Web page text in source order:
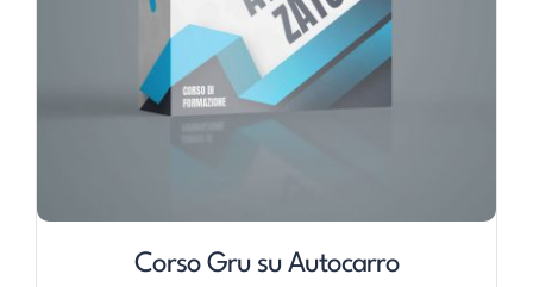
Corso Gru su Autocarro